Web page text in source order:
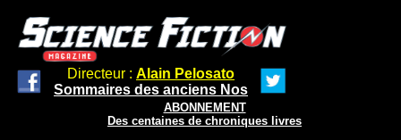
Directeur : Alain Pelosato
Sommaires des anciens Nos
ABONNEMENT
Des centaines de chroniques livres